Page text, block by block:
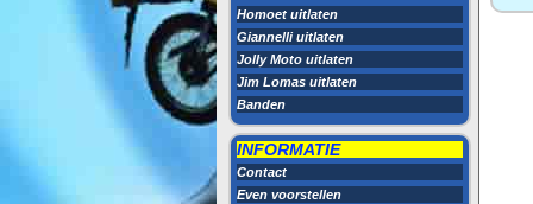
Homoet uitlaten
Giannelli uitlaten
Jolly Moto uitlaten
Jim Lomas uitlaten
Banden
INFORMATIE
Contact
Even voorstellen